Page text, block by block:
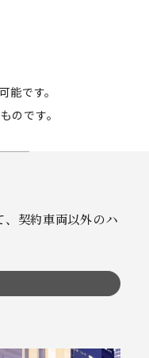
能です。
のです。
契約車両以外のハ